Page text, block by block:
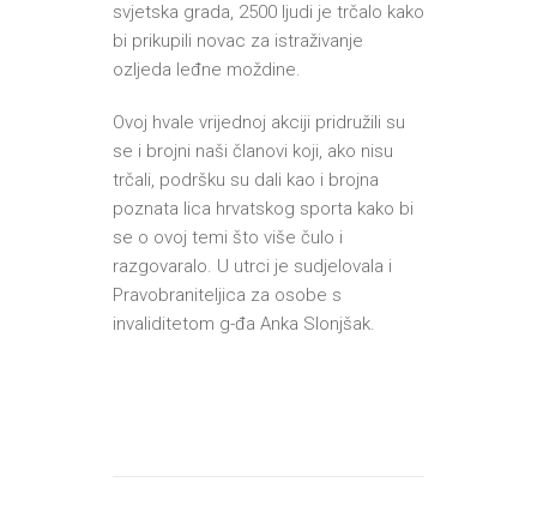
svjetska grada, 2500 ljudi je trčalo kako
bi prikupili novac za istraživanje
ozljeda leđne moždine.
Ovoj hvale vrijednoj akciji pridružili su
se i brojni naši članovi koji, ako nisu
trčali, podršku su dali kao i brojna
poznata lica hrvatskog sporta kako bi
se o ovoj temi što više čulo i
razgovaralo. U utrci je sudjelovala i
Pravobraniteljica za osobe s
invaliditetom g-đa Anka Slonjšak.